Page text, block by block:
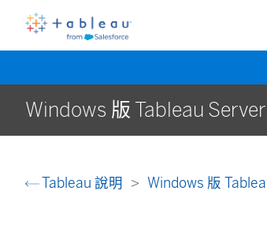
Windows 版 Tableau
Tableau 說明 Windows 版